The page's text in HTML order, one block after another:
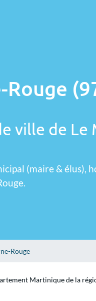
ville de Le
(maire & élus),
Rouge
Martinique de la